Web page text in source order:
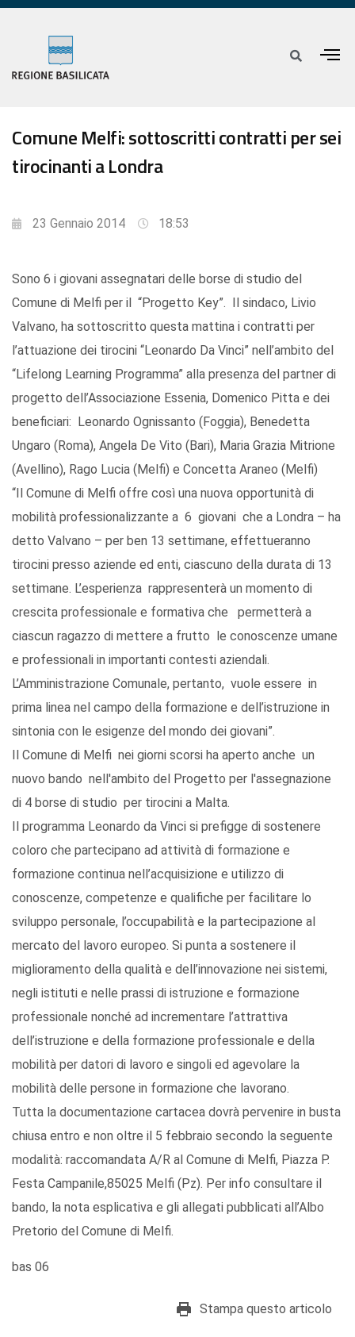
Comune Melfi: sottoscritti contratti per sei
tirocinanti a Londra
23 Gennaio 2014 18:53
Sono 6 i giovani assegnatari delle borse di studio del
Comune di Melfi per il “Progetto Key”. Il sindaco, Livio
Valvano, ha sottoscritto questa mattina i contratti per
l’attuazione dei tirocini “Leonardo Da Vinci” nell’ambito del
“Lifelong Learning Programma” alla presenza del partner di
progetto dell’Associazione Essenia, Domenico Pitta e dei
beneficiari: Leonardo Ognissanto (Foggia), Benedetta
Ungaro (Roma), Angela De Vito (Bari), Maria Grazia Mitrione
(Avellino), Rago Lucia (Melfi) e Concetta Araneo (Melfi)
“Il Comune di Melfi offre così una nuova opportunità di
mobilità professionalizzante a 6 giovani che a Londra – ha
detto Valvano – per ben 13 settimane, effettueranno
tirocini presso aziende ed enti, ciascuno della durata di 13
settimane. L’esperienza rappresenterà un momento di
crescita professionale e formativa che permetterà a
ciascun ragazzo di mettere a frutto le conoscenze umane
e professionali in importanti contesti aziendali.
L’Amministrazione Comunale, pertanto, vuole essere in
prima linea nel campo della formazione e dell’istruzione in
sintonia con le esigenze del mondo dei giovani”.
Il Comune di Melfi nei giorni scorsi ha aperto anche un
nuovo bando nell'ambito del Progetto per l'assegnazione
di 4 borse di studio per tirocini a Malta.
Il programma Leonardo da Vinci si prefigge di sostenere
coloro che partecipano ad attività di formazione e
formazione continua nell’acquisizione e utilizzo di
conoscenze, competenze e qualifiche per facilitare lo
sviluppo personale, l’occupabilità e la partecipazione al
mercato del lavoro europeo. Si punta a sostenere il
miglioramento della qualità e dell’innovazione nei sistemi,
negli istituti e nelle prassi di istruzione e formazione
professionale nonché ad incrementare l’attrattiva
dell’istruzione e della formazione professionale e della
mobilità per datori di lavoro e singoli ed agevolare la
mobilità delle persone in formazione che lavorano.
Tutta la documentazione cartacea dovrà pervenire in busta
chiusa entro e non oltre il 5 febbraio secondo la seguente
modalità: raccomandata A/R al Comune di Melfi, Piazza P.
Festa Campanile,85025 Melfi (Pz). Per info consultare il
bando, la nota esplicativa e gli allegati pubblicati all’Albo
Pretorio del Comune di Melfi.
bas 06
Stampa questo articolo